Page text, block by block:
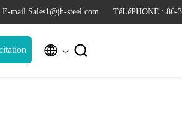
E-mail Sales1@jh-steel.com TéLéPHONE : 86-
 